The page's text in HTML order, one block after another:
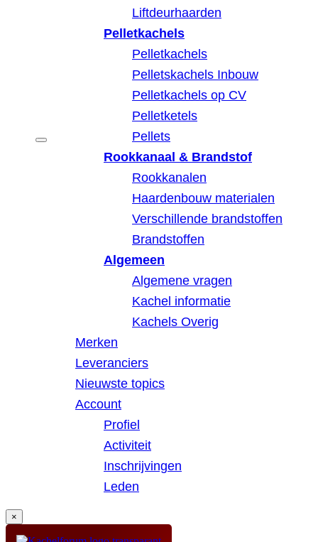
Liftdeurhaarden
Pelletkachels
Pelletkachels
Pelletskachels Inbouw
Pelletkachels op CV
Pelletketels
Pellets
Rookkanaal & Brandstof
Rookkanalen
Haardenbouw materialen
Verschillende brandstoffen
Brandstoffen
Algemeen
Algemene vragen
Kachel informatie
Kachels Overig
Merken
Leveranciers
Nieuwste topics
Account
Profiel
Activiteit
Inschrijvingen
Leden
×